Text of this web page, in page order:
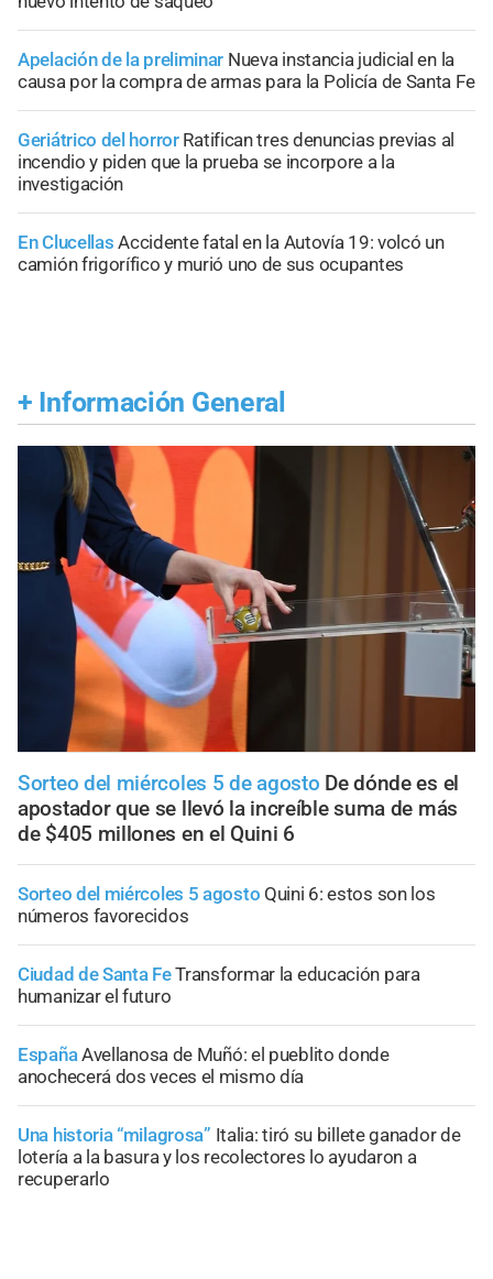
Apelación de la preliminar Nueva instancia judicial en la
causa por la compra de armas para la Policía de Santa Fe
Geriátrico del horror Ratifican tres denuncias previas al
incendio y piden que la prueba se incorpore a la
investigación
En Clucellas Accidente fatal en la Autovía 19: volcó un
camión frigorífico y murió uno de sus ocupantes
+ Información General
Sorteo del miércoles 5 de agosto De dónde es el
apostador que se llevó la increíble suma de más
de $405 millones en el Quini 6
Sorteo del miércoles 5 agosto Quini 6: estos son los
números favorecidos
Ciudad de Santa FeTransformar la educación para
humanizar el futuro
EspañaAvellanosa de Muñó: el pueblito donde
anochecerá dos veces el mismo día
Una historia “milagrosa” Italia: tiró su billete ganador de
lotería a la basura y los recolectores lo ayudaron a
recuperarlo